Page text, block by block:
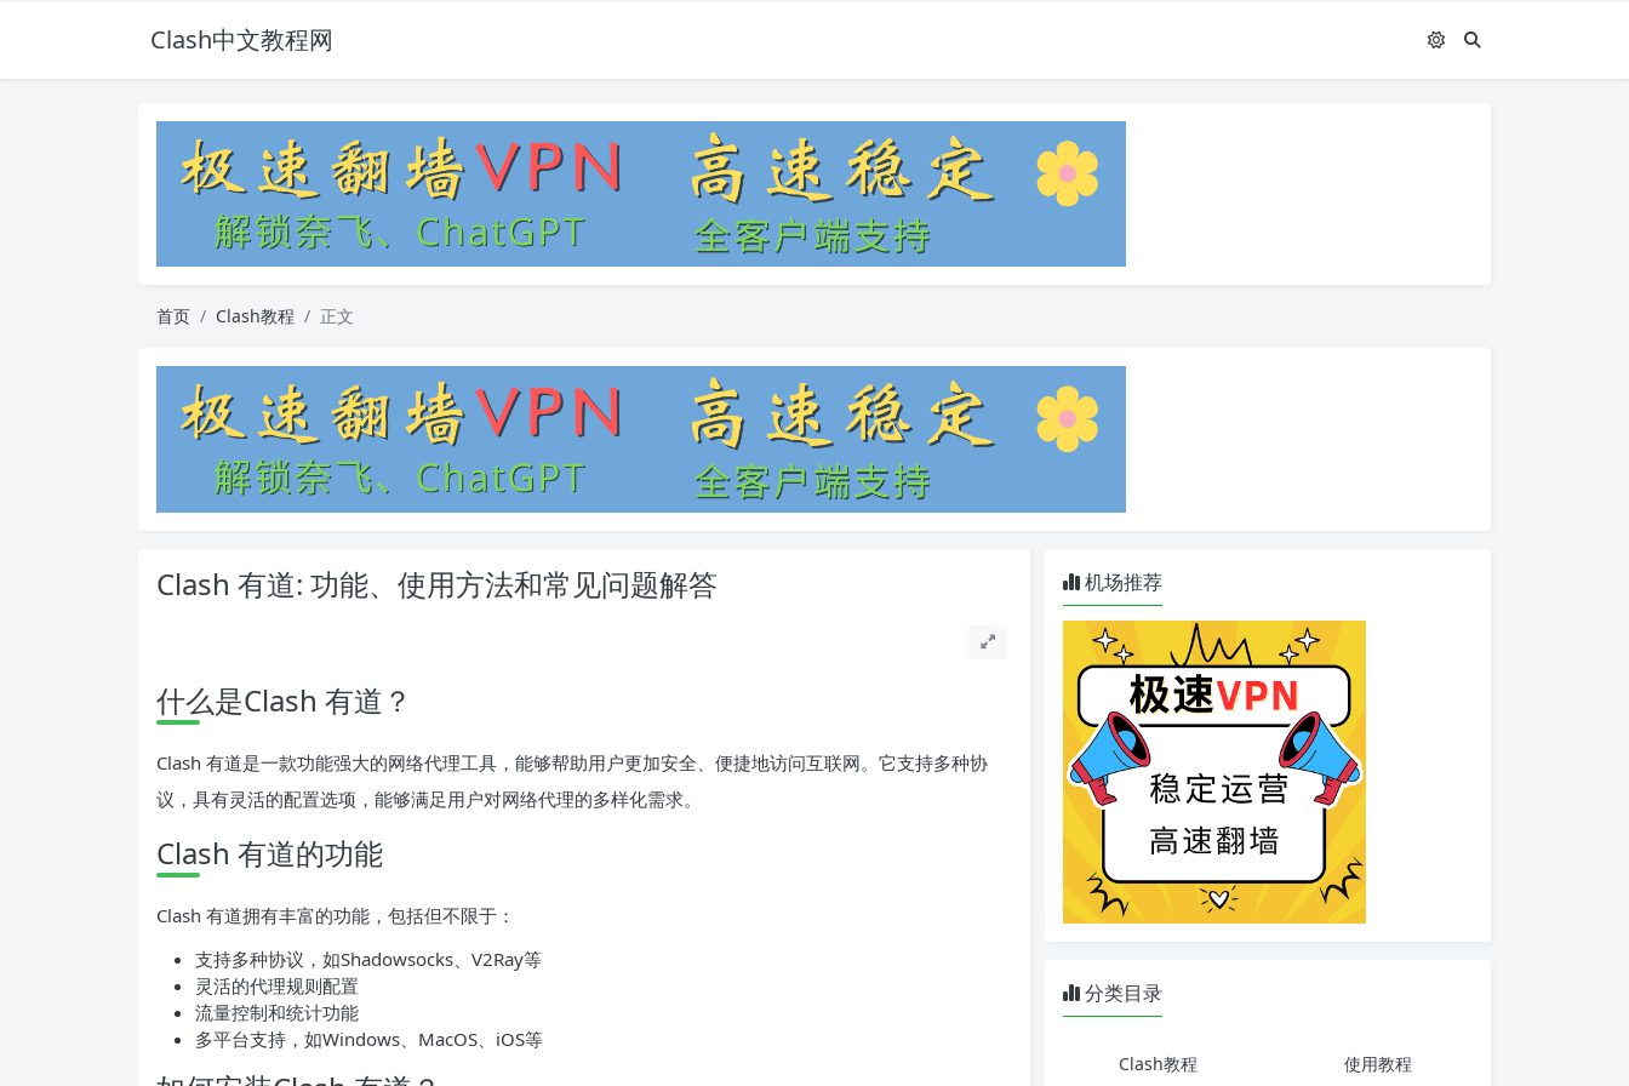
Clash中文教程网
首页 Clash教程 正文
Clash 有道: 功能、使用方法和常见问题解答
什么是Clash 有道？
Clash 有道是一款功能强大的网络代理工具，能够帮助用户更加安全、便捷地访问互联网。它支持多种协
议，具有灵活的配置选项，能够满足用户对网络代理的多样化需求。
Clash 有道的功能
Clash 有道拥有丰富的功能，包括但不限于：
支持多种协议，如Shadowsocks、V2Ray等
灵活的代理规则配置
流量控制和统计功能
多平台支持，如Windows、MacOS、iOS等
机场推荐
分类目录
Clash教程 使用教程